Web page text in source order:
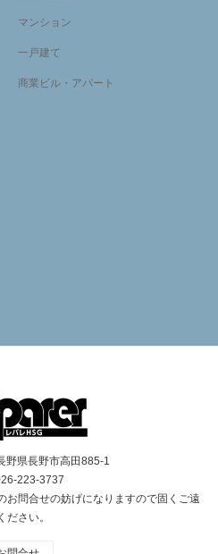
マンション
一戸建て
商業ビル・アパート
県長野市高田885-1
223-3737
問合せの妨げになりますので固くご遠
ださい。